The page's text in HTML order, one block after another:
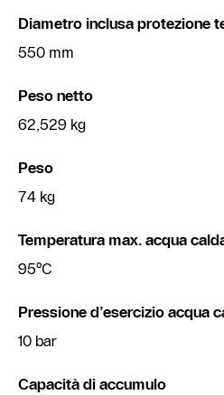
Diametro inclusa protezione
550 mm
Peso netto
62,529 kg
Peso
74 kg
Temperatura max. acqua
95°C
Pressione d’esercizio acqua
10 bar
Capacità di accumulo